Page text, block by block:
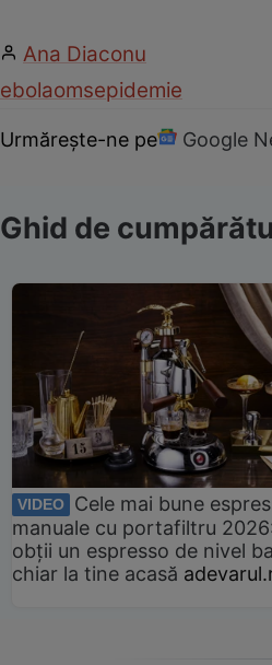
Ana Diaconu
ebolaomsepidemie
Urmărește-ne pe Google
Ghid de
VIDEO
Cele mai bune
manuale cu portafiltru
obții un espresso de nivel
chiar la tine acasă